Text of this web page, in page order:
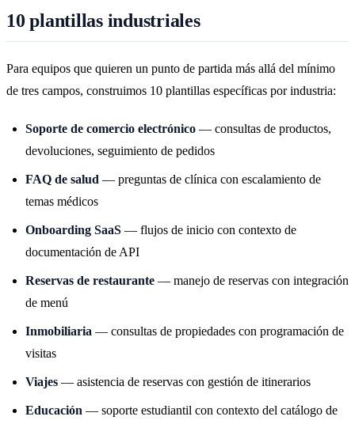
10 plantillas industriales
Para equipos que quieren un punto de partida más allá del mínimo
de tres campos, construimos 10 plantillas específicas por industria:
Soporte de comercio electrónico — consultas de productos,
devoluciones, seguimiento de pedidos
FAQ de salud — preguntas de clínica con escalamiento de
temas médicos
Onboarding SaaS — flujos de inicio con contexto de
documentación de API
Reservas de restaurante — manejo de reservas con integración
de menú
Inmobiliaria — consultas de propiedades con programación de
visitas
Viajes — asistencia de reservas con gestión de itinerarios
Educación — soporte estudiantil con contexto del catálogo de